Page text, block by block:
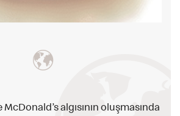
algısının oluşmasında